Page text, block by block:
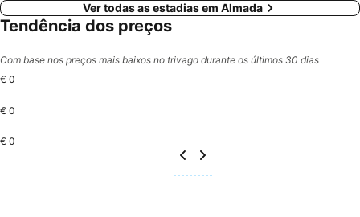
Ver todas as estadias em Almada
Tendência dos preços
Com base nos preços mais baixos no trivago durante os últimos 30 dias
€ 0
€ 0
€ 0